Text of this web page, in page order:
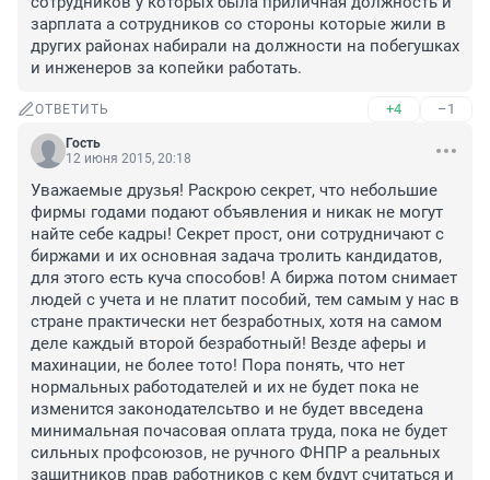
зарплата а сотрудников со стороны которые жили в
других районах набирали на должности на побегушках
и инженеров за копейки работать.
ОТВЕТИТЬ +4 –1
Гость
12 июня 2015, 20:18
Уважаемые друзья! Раскрою секрет, что небольшие
фирмы годами подают объявления и никак не могут
найте себе кадры! Секрет прост, они сотрудничают с
биржами и их основная задача тролить кандидатов,
для этого есть куча способов! А биржа потом снимает
людей с учета и не платит пособий, тем самым у нас в
стране практически нет безработных, хотя на самом
деле каждый второй безработный! Везде аферы и
махинации, не более тото! Пора понять, что нет
нормальных работодателей и их не будет пока не
изменится законодателсьтво и не будет ввседена
минимальная почасовая оплата труда, пока не будет
сильных профсоюзов, не ручного ФНПР а реальных
защитников прав работников с кем будут считаться и